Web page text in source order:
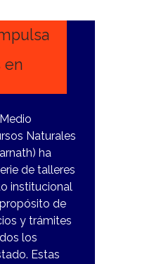
en
Naturales
ha
de talleres
institucional
de
y trámites
los
Estas